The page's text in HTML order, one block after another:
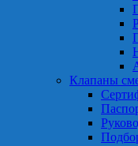
Клапаны